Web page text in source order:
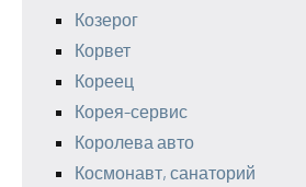
Козерог
Корвет
Кореец
Корея-сервис
Королева авто
Космонавт, санаторий